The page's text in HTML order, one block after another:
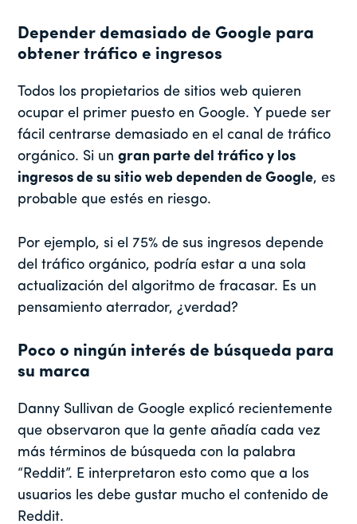
Depender demasiado de Google para
obtener tráfico e ingresos
Todos los propietarios de sitios web quieren
ocupar el primer puesto en Google. Y puede ser
fácil centrarse demasiado en el canal de tráfico
orgánico. Si ungran parte del tráfico y los
ingresos de su sitio web dependen de Google, es
probable que estés en riesgo.
Por ejemplo, si el 75% de sus ingresos depende
del tráfico orgánico, podría estar a una sola
actualización del algoritmo de fracasar. Es un
pensamiento aterrador, ¿verdad?
Poco o ningún interés de búsqueda para
su marca
Danny Sullivan de Google explicó recientemente
que observaron que la gente añadía cada vez
más términos de búsqueda con la palabra
“Reddit”. E interpretaron esto como que a los
usuarios les debe gustar mucho el contenido de
Reddit.